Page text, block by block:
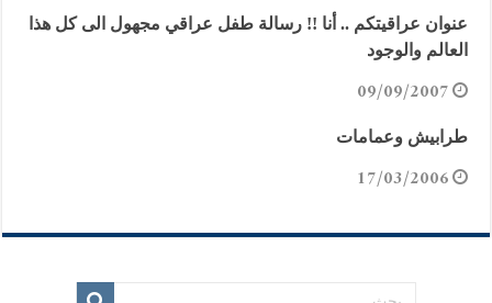
عنوان عراقيتكم .. أنا !! رسالة طفل عراقي مجهول الى كل هذا
العالم والوجود
09/09/2007
طرابيش وعمامات
17/03/2006